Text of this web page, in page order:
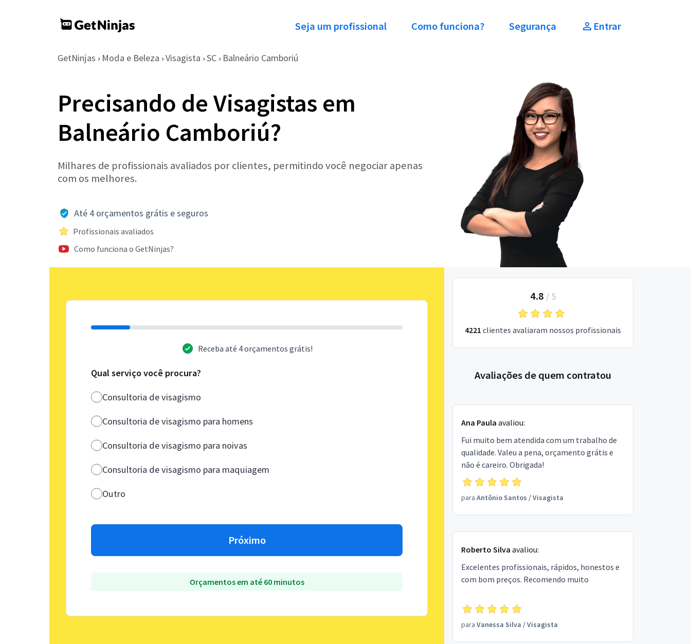
Seja um profissional Como funciona? Segurança Entrar
GetNinjas › Moda e Beleza › Visagista › SC › Balneário Camboriú
Precisando de Visagistas em
Balneário Camboriú?
Milhares de profissionais avaliados por clientes, permitindo você negociar apenas
com os melhores.
Até 4 orçamentos grátis e seguros
Profissionais avaliados
Como funciona o GetNinjas?
Receba até 4 orçamentos grátis!
Qual serviço você procura?
Consultoria de visagismo
Consultoria de visagismo para homens
Consultoria de visagismo para noivas
Consultoria de visagismo para maquiagem
Outro
Próximo
Orçamentos em até 60 minutos
4.8 / 5
4221 clientes avaliaram nossos profissionais
Avaliações de quem contratou
Ana Paula avaliou:
Fui muito bem atendida com um trabalho de
qualidade. Valeu a pena, orçamento grátis e
não é careiro. Obrigada!
para Antônio Santos /Visagista
Roberto Silva avaliou:
Excelentes profissionais, rápidos, honestos e
com bom preços. Recomendo muito
para Vanessa Silva /Visagista